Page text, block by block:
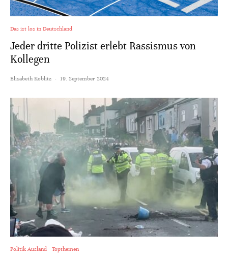
Das ist los in Deutschland
Jeder dritte Polizist erlebt Rassismus von
Kollegen
Elisabeth Koblitz · 19. September 2024
Politik Ausland Topthemen